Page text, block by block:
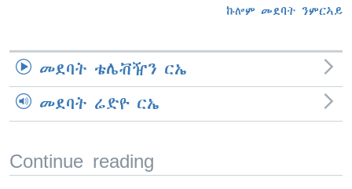
ኩሎም መደባት ንምርኣይ
መደባት ቴሌቭዥን ርኤ
መደባት ሬድዮ ርኤ
Continue reading